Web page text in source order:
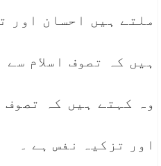
ملتے ہیں احسان اور
ہیں کہ تصوف اسلام
وہ کہتے ہیں کہ
اور تزکیہ نفس ہے ۔